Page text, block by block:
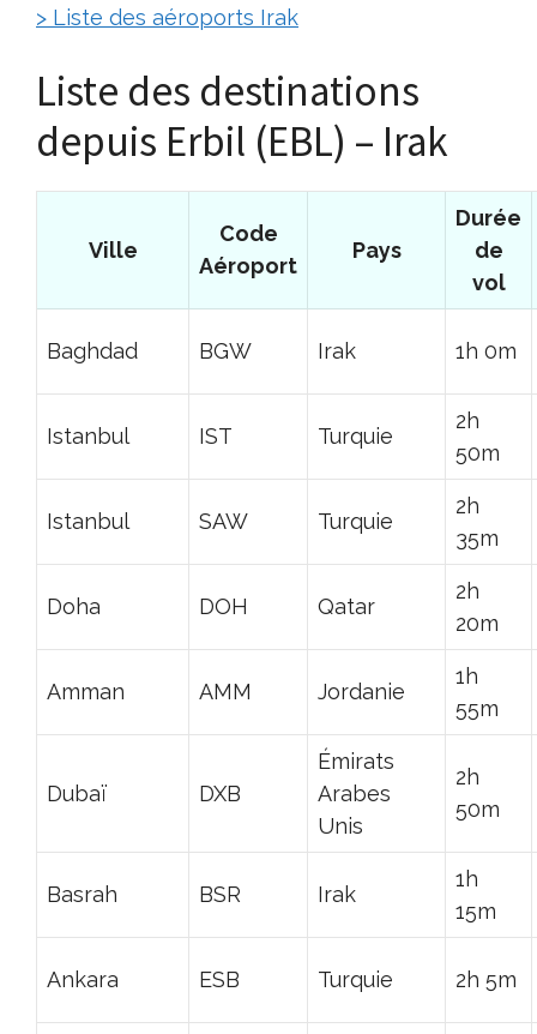
> Liste des aéroports Irak
Liste des destinations
depuis Erbil (EBL) – Irak
Ville
Code
Aéroport
Pays
Durée
de
vol
Baghdad BGW Irak 1h 0m
Istanbul IST Turquie
2h
50m
Istanbul SAW Turquie
2h
35m
Doha DOH Qatar
2h
20m
Amman AMM Jordanie
1h
55m
Dubaï DXB
Émirats
Arabes
Unis
2h
50m
Basrah BSR Irak
1h
15m
Ankara ESB Turquie 2h 5m